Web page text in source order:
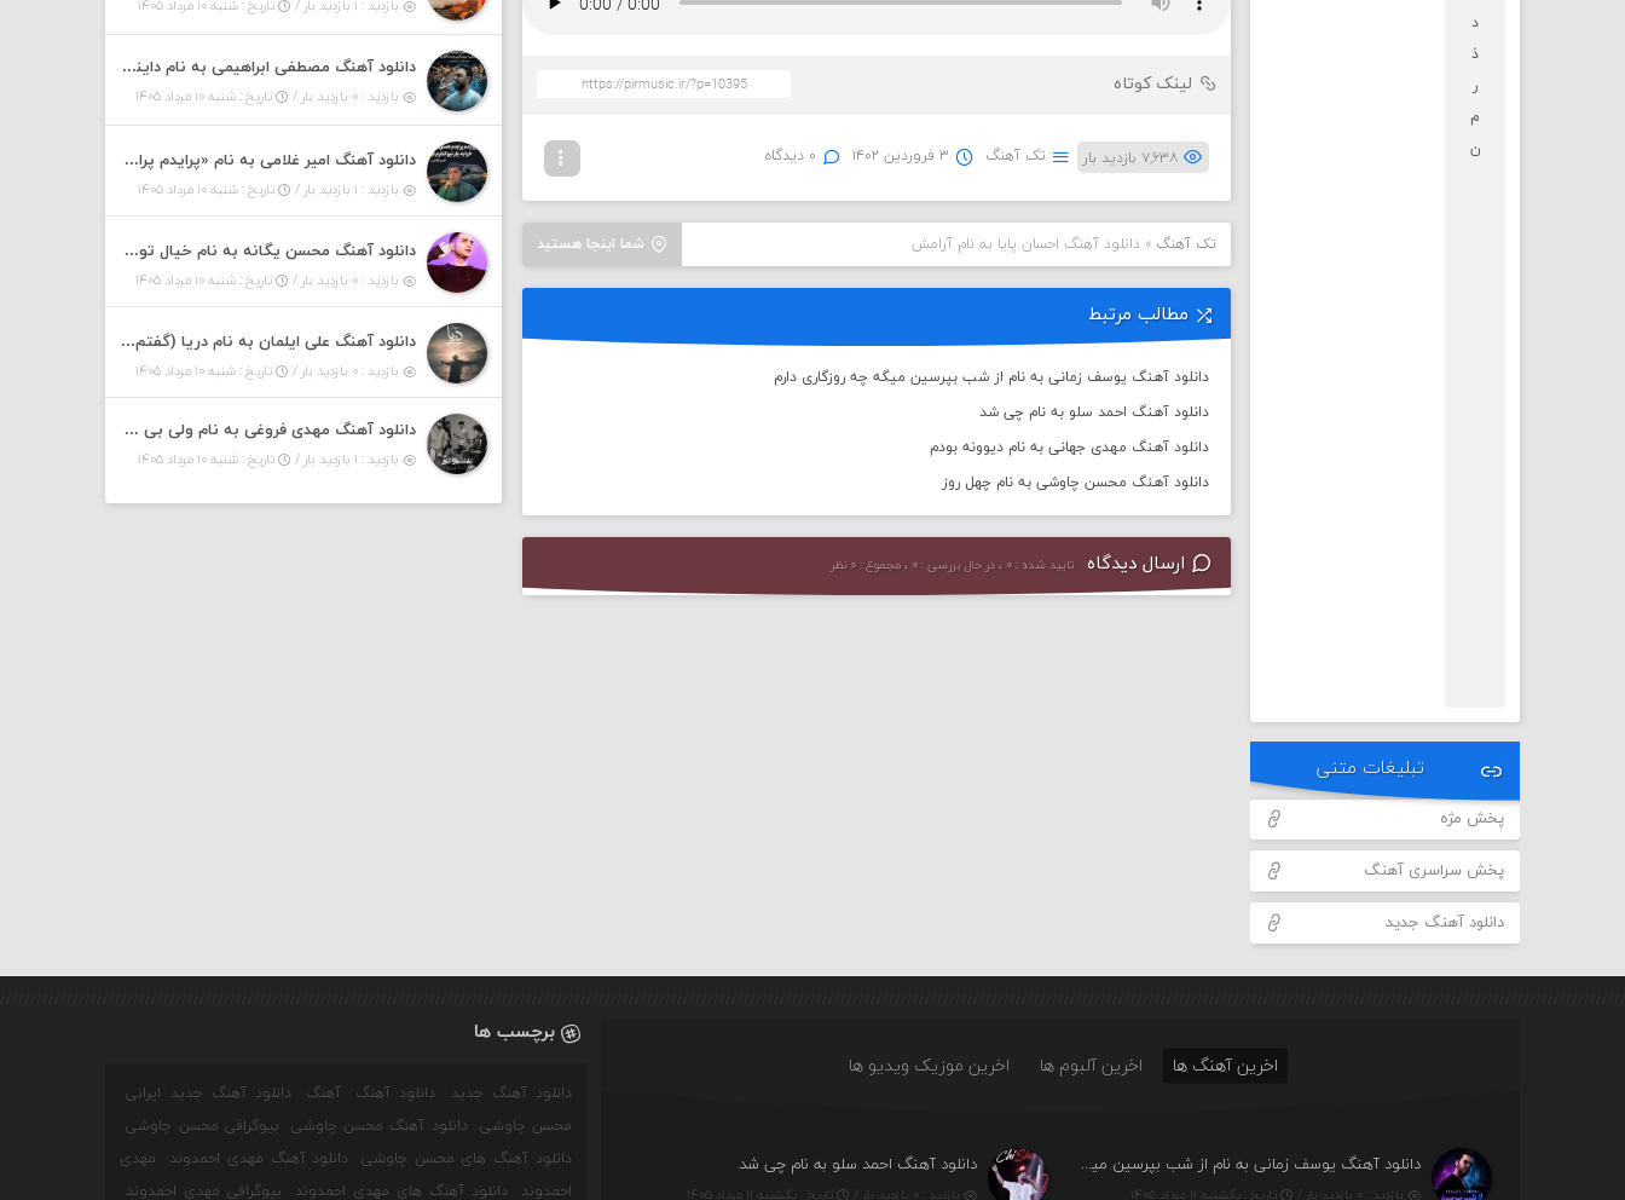
لینک کوتاه
۷,۶۳۸ بازدید بار تک آهنگ ۳ فروردین ۱۴۰۲ ۰ دیدگاه
شما اینجا هستید تک آهنگ »دانلود آهنگ احسان پایا به نام آرامش
مطالب مرتبط
دانلود آهنگ یوسف زمانی به نام از شب بپرسین میگه چه روزگاری دارم
دانلود آهنگ احمد سلو به نام چی شد
دانلود آهنگ مهدی جهانی به نام دیوونه بودم
دانلود آهنگ محسن چاوشی به نام چهل روز
ارسال دیدگاه تایید شده : ۰ ، در حال بررسی : ۰ ، مجموع : ۰ نظر
د
ذ
ر
م
ن
تبلیغات متنی
پخش مژه
پخش سراسری آهنگ
دانلود آهنگ جدید
بازدید : ۱ بازدید بار / تاریخ : شنبه ۱۰ مرداد ۱۴۰۵
دانلود آهنگ مصطفی ابراهیمی به نام داینی داینی جونم قربون پنج تیر پرونم
بازدید : ۰ بازدید بار / تاریخ : شنبه ۱۰ مرداد ۱۴۰۵
دانلود آهنگ امیر غلامی به نام «پرایدم پرایدم همش خرابه یار نیو کنارم دیگه پولی نداروم (ریمیکس اینستاگرام)»
بازدید : ۱ بازدید بار / تاریخ : شنبه ۱۰ مرداد ۱۴۰۵
دانلود آهنگ محسن یگانه به نام خیال تو (با خیال تو هنوزم مثل هر روز و همیشه ریمیکس)
بازدید : ۰ بازدید بار / تاریخ : شنبه ۱۰ مرداد ۱۴۰۵
دانلود آهنگ علی ایلمان به نام دریا (گفتم که دریا خرابه نمه بارونه لب شط و نبین)
بازدید : ۰ بازدید بار / تاریخ : شنبه ۱۰ مرداد ۱۴۰۵
دانلود آهنگ مهدی فروغی به نام ولی بی شوخی مراقب من باش
بازدید : ۱ بازدید بار / تاریخ : شنبه ۱۰ مرداد ۱۴۰۵
اخرین آهنگ ها اخرین آلبوم ها اخرین موزیک ویدیو ها
دانلود آهنگ یوسف زمانی به نام از شب بپرسین میگه چه روزگاری دارم
بازدید : ۰ بازدید بار / تاریخ : یکشنبه ۱۱ مرداد ۱۴۰۵
دانلود آهنگ احمد سلو به نام چی شد
بازدید : ۰ بازدید بار / تاریخ : یکشنبه ۱۱ مرداد ۱۴۰۵
برچسب ها
دانلود آهنگ جدید دانلود آهنگ آهنگ
دانلود آهنگ جدید ایرانی
محسن چاوشی
دانلود آهنگ محسن چاوشی
بیوگرافی محسن چاوشی
دانلود آهنگ های محسن چاوشی
دانلود آهنگ مهدی احمدوند
مهدی
احمدوند
دانلود آهنگ های مهدی احمدوند بیوگرافی مهدی احمدوند